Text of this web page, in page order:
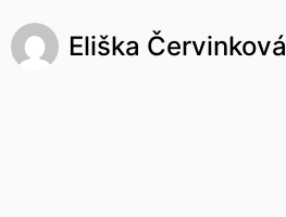
Eliška Červinková